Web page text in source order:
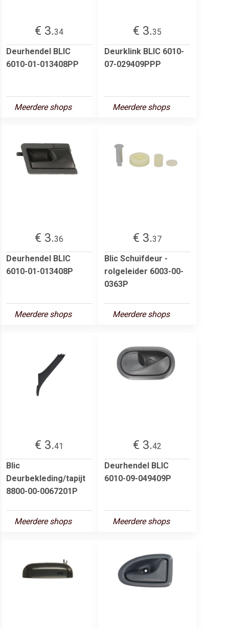
€ 3.34
Deurhendel BLIC
6010-01-013408PP
Meerdere shops
€ 3.35
Deurklink BLIC 6010-
07-029409PPP
Meerdere shops
€ 3.36
Deurhendel BLIC
6010-01-013408P
Meerdere shops
€ 3.37
Blic Schuifdeur -
rolgeleider 6003-00-
0363P
Meerdere shops
€ 3.41
Blic
Deurbekleding/tapijt
8800-00-0067201P
Meerdere shops
€ 3.42
Deurhendel BLIC
6010-09-049409P
Meerdere shops